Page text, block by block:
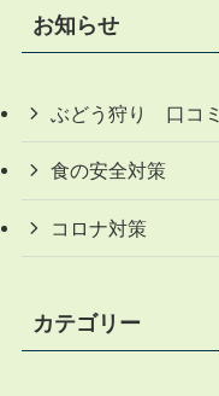
お知らせ
ぶどう狩り 口コミ
食の安全対策
コロナ対策
カテゴリー